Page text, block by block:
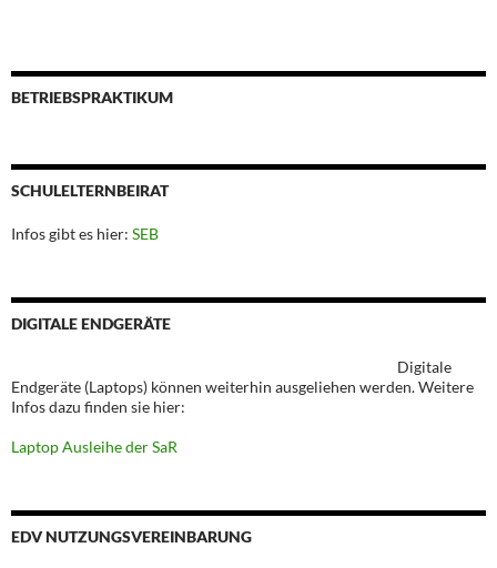
BETRIEBSPRAKTIKUM
SCHULELTERNBEIRAT
Infos gibt es hier: SEB
DIGITALE ENDGERÄTE
Digitale
Endgeräte (Laptops) können weiterhin ausgeliehen werden. Weitere
Infos dazu finden sie hier:
Laptop Ausleihe der SaR
EDV NUTZUNGSVEREINBARUNG